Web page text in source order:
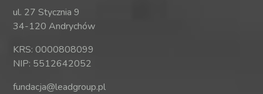
ul. 27 Stycznia 9
34-120 Andrychów
KRS: 0000808099
NIP: 5512642052
fundacja@leadgroup.pl